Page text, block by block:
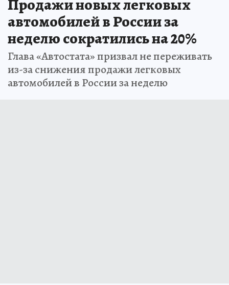
Продажи новых легковых
автомобилей в России за
неделю сократились на 20%
Глава «Автостата» призвал не переживать
из-за снижения продажи легковых
автомобилей в России за неделю